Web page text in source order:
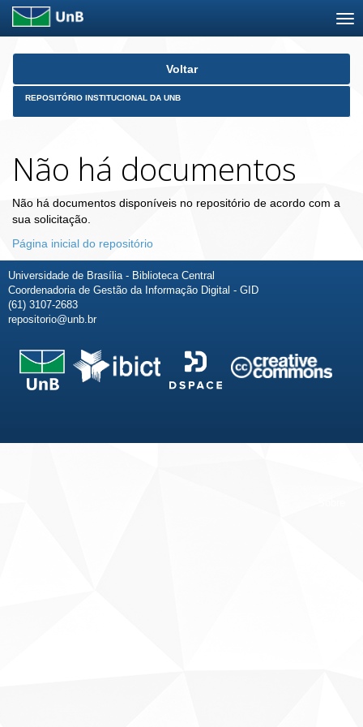
Skip
Voltar
REPOSITÓRIO INSTITUCIONAL DA UNB
Não há documentos
Não há documentos disponíveis no repositório de acordo com a
sua solicitação.
Página inicial do repositório
Universidade de Brasília - Biblioteca Central
Coordenadoria de Gestão da Informação Digital - GID
(61) 3107-2683
repositorio@unb.br